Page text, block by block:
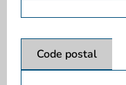
Code postal